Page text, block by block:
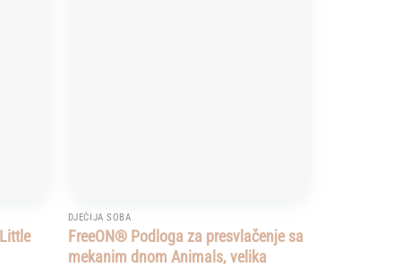
DJEČIJA SOBA
FreeON® Podloga za presvlačenje sa
mekanim dnom Animals, velika